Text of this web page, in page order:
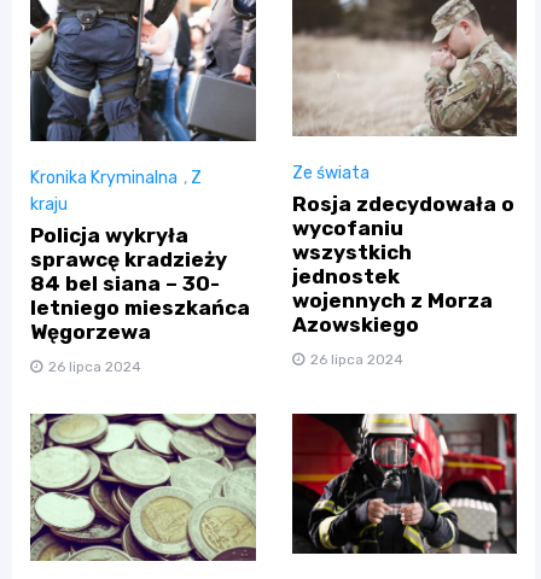
Kronika Kryminalna , Z
kraju
Policja wykryła
sprawcę kradzieży
84 bel siana – 30-
letniego mieszkańca
Węgorzewa
26 lipca 2024
Ze świata
Rosja zdecydowała o
wycofaniu
wszystkich
jednostek
wojennych z Morza
Azowskiego
26 lipca 2024